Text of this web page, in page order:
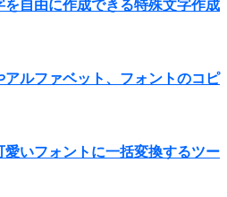
自由に作成できる特殊文字作成
ルファベット、フォントのコピ
いフォントに一括変換するツー